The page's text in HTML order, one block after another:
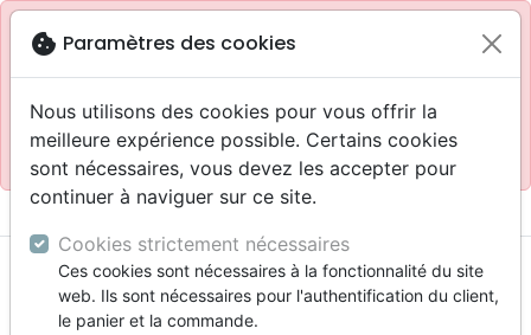
blockSite réservé aux professionnels
Accès pour les professionnels : Se connecter
Site pour le grand public : La Maison de la Bible
menu
cookie Paramètres des cookies
Nous utilisons des cookies pour vous offrir la
meilleure expérience possible. Certains cookies
sont nécessaires, vous devez les accepter pour
continuer à naviguer sur ce site.
Cookies strictement nécessaires
Ces cookies sont nécessaires à la fonctionnalité du site
web. Ils sont nécessaires pour l'authentification du client,
le panier et la commande.